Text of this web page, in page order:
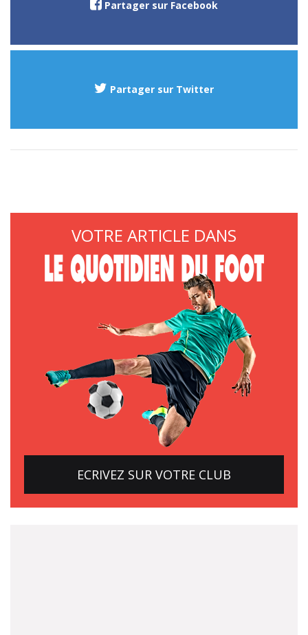
Partager sur Facebook
Partager sur Twitter
VOTRE ARTICLE DANS
ECRIVEZ SUR VOTRE CLUB